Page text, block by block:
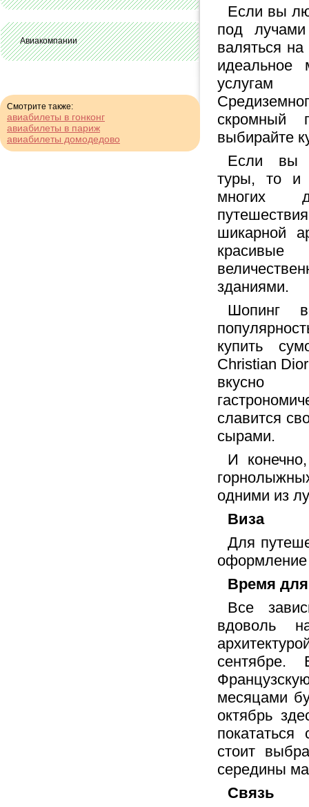
Если вы
под
валяться
услугам
скромный
выбирайте
Если вы
туры, то и
многих
шикарной
зданиями.
Шопинг
купить
Christian
вкусно
славится
сырами.
И
одними из
Виза
Для
оформление
Время
Все
вдоволь
сентябре.
месяцами
октябрь
стоит
середины
Связь
Авиакомпании
Смотрите также:
авиабилеты в гонконг
авиабилеты в париж
авиабилеты домодедово